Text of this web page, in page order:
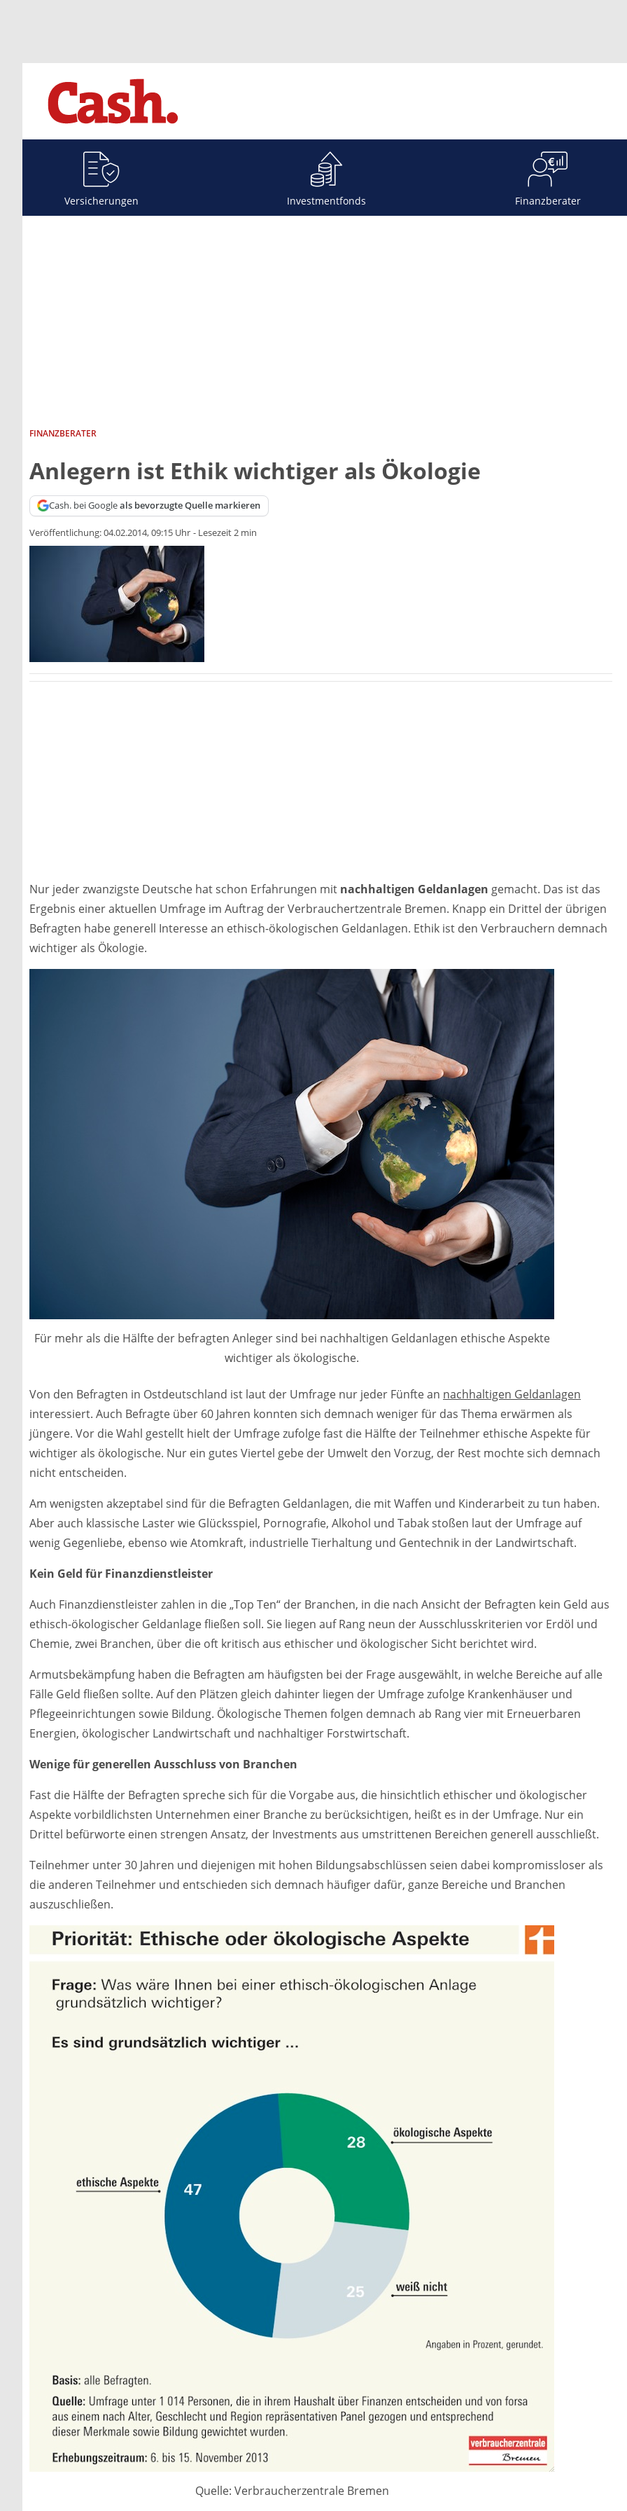
Versicherungen Investmentfonds Finanzberater
FINANZBERATER
Anlegern ist Ethik wichtiger als Ökologie
Cash. bei Googleals bevorzugte Quelle markieren
Veröffentlichung:04.02.2014, 09:15 Uhr - Lesezeit 2 min
Nur jeder zwanzigste Deutsche hat schon Erfahrungen mit nachhaltigen Geldanlagen gemacht. Das ist das
Ergebnis einer aktuellen Umfrage im Auftrag der Verbrauchertzentrale Bremen. Knapp ein Drittel der übrigen
Befragten habe generell Interesse an ethisch-ökologischen Geldanlagen. Ethik ist den Verbrauchern demnach
wichtiger als Ökologie.
Für mehr als die Hälfte der befragten Anleger sind bei nachhaltigen Geldanlagen ethische Aspekte
wichtiger als ökologische.
Von den Befragten in Ostdeutschland ist laut der Umfrage nur jeder Fünfte an nachhaltigen Geldanlagen
interessiert. Auch Befragte über 60 Jahren konnten sich demnach weniger für das Thema erwärmen als
jüngere. Vor die Wahl gestellt hielt der Umfrage zufolge fast die Hälfte der Teilnehmer ethische Aspekte für
wichtiger als ökologische. Nur ein gutes Viertel gebe der Umwelt den Vorzug, der Rest mochte sich demnach
nicht entscheiden.
Am wenigsten akzeptabel sind für die Befragten Geldanlagen, die mit Waffen und Kinderarbeit zu tun haben.
Aber auch klassische Laster wie Glücksspiel, Pornografie, Alkohol und Tabak stoßen laut der Umfrage auf
wenig Gegenliebe, ebenso wie Atomkraft, industrielle Tierhaltung und Gentechnik in der Landwirtschaft.
Kein Geld für Finanzdienstleister
Auch Finanzdienstleister zahlen in die „Top Ten“ der Branchen, in die nach Ansicht der Befragten kein Geld aus
ethisch-ökologischer Geldanlage fließen soll. Sie liegen auf Rang neun der Ausschlusskriterien vor Erdöl und
Chemie, zwei Branchen, über die oft kritisch aus ethischer und ökologischer Sicht berichtet wird.
Armutsbekämpfung haben die Befragten am häufigsten bei der Frage ausgewählt, in welche Bereiche auf alle
Fälle Geld fließen sollte. Auf den Plätzen gleich dahinter liegen der Umfrage zufolge Krankenhäuser und
Pflegeeinrichtungen sowie Bildung. Ökologische Themen folgen demnach ab Rang vier mit Erneuerbaren
Energien, ökologischer Landwirtschaft und nachhaltiger Forstwirtschaft.
Wenige für generellen Ausschluss von Branchen
Fast die Hälfte der Befragten spreche sich für die Vorgabe aus, die hinsichtlich ethischer und ökologischer
Aspekte vorbildlichsten Unternehmen einer Branche zu berücksichtigen, heißt es in der Umfrage. Nur ein
Drittel befürworte einen strengen Ansatz, der Investments aus umstrittenen Bereichen generell ausschließt.
Teilnehmer unter 30 Jahren und diejenigen mit hohen Bildungsabschlüssen seien dabei kompromissloser als
die anderen Teilnehmer und entschieden sich demnach häufiger dafür, ganze Bereiche und Branchen
auszuschließen.
Quelle: Verbraucherzentrale Bremen